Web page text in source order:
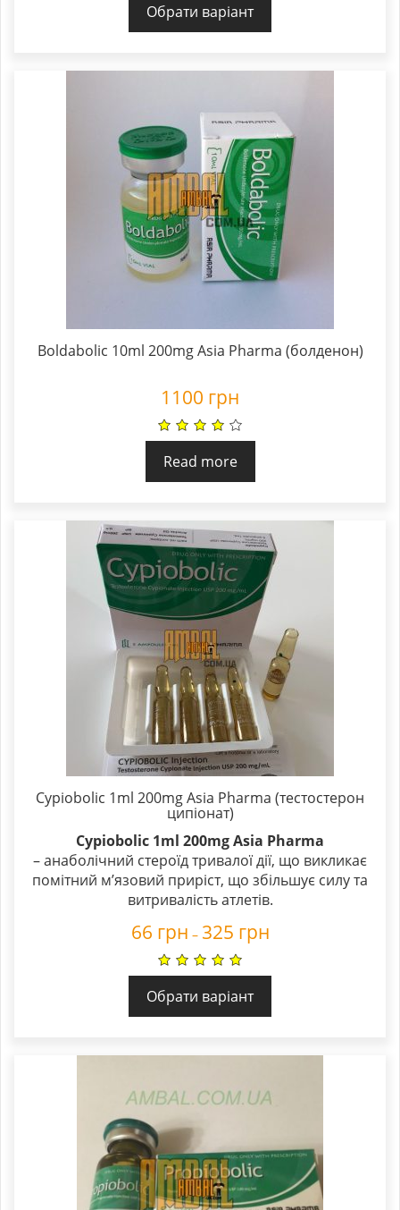
Обрати варіант
Boldabolic 10ml 200mg Asia Pharma (болденон)
1100 грн
Read more
Cypiobolic 1ml 200mg Asia Pharma (тестостерон
ципіонат)
Cypiobolic 1ml 200mg Asia Pharma
– анаболічний стероїд тривалої дії, що викликає
помітний м’язовий приріст, що збільшує силу та
витривалість атлетів.
66 грн – 325 грн
Обрати варіант